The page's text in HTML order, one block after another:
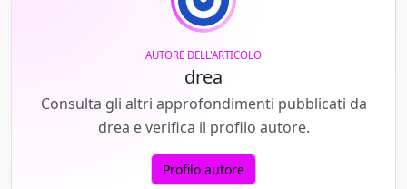
AUTORE DELL'ARTICOLO
drea
Consulta gli altri approfondimenti pubblicati da
drea e verifica il profilo autore.
Profilo autore